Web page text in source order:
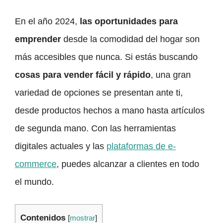
En el año 2024, las oportunidades para
emprender desde la comodidad del hogar son
más accesibles que nunca. Si estás buscando
cosas para vender fácil y rápido, una gran
variedad de opciones se presentan ante ti,
desde productos hechos a mano hasta artículos
de segunda mano. Con las herramientas
digitales actuales y las plataformas de e-
commerce, puedes alcanzar a clientes en todo
el mundo.
Contenidos [mostrar]